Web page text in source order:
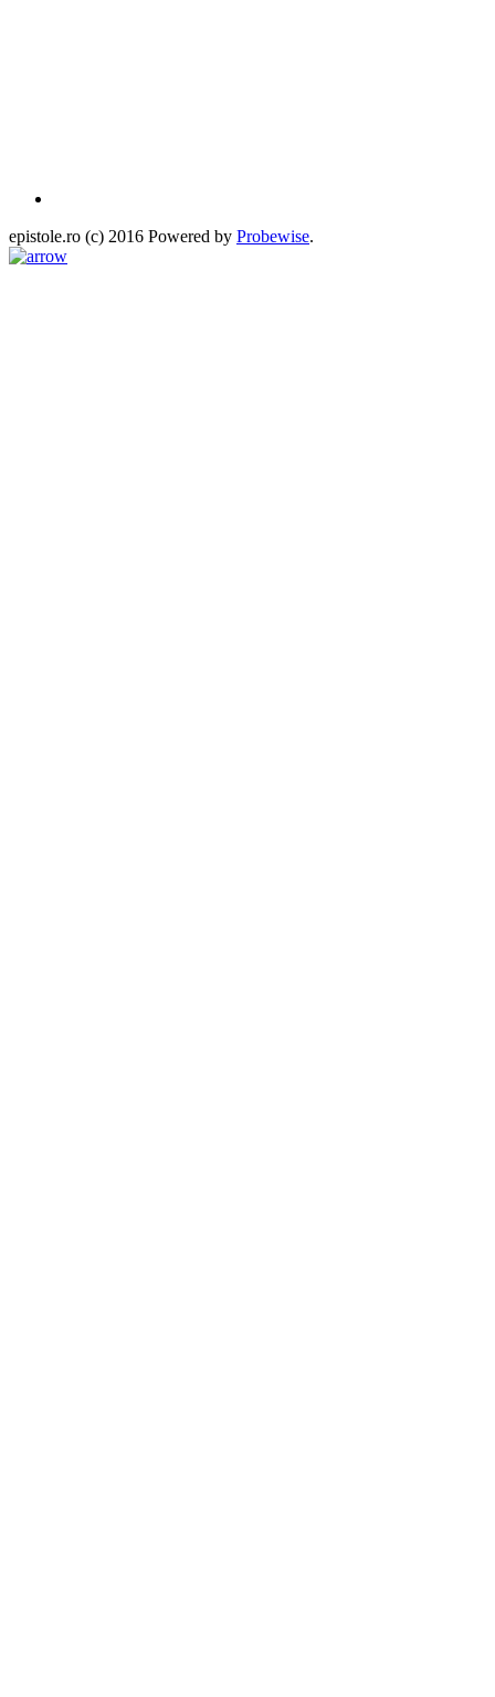
epistole.ro (c) 2016 Powered by Probewise.